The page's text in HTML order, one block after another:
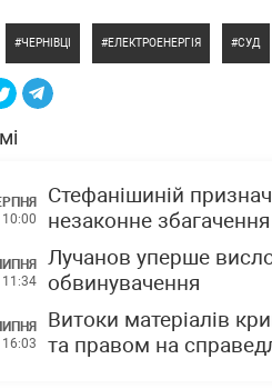
ЧЕРНІВЦІ ЕЛЕКТРОЕНЕРГІЯ СУД
Стефанішиній
незаконне збагачення
11:34
Лучанов уперше
обвинувачення
Витоки матеріалів
та правом на